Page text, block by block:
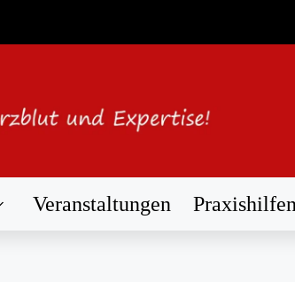
Veranstaltungen Praxishilfen